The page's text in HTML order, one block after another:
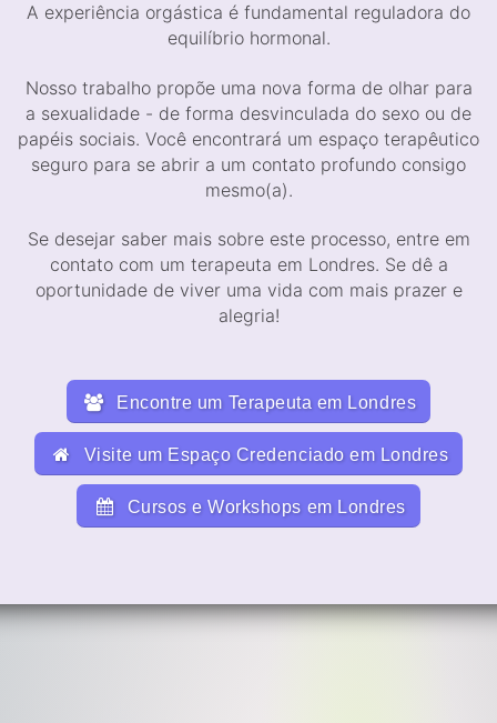
A experiência orgástica é fundamental reguladora do
equilíbrio hormonal.
Nosso trabalho propõe uma nova forma de olhar para
a sexualidade - de forma desvinculada do sexo ou de
papéis sociais. Você encontrará um espaço terapêutico
seguro para se abrir a um contato profundo consigo
mesmo(a).
Se desejar saber mais sobre este processo, entre em
contato com um terapeuta em Londres. Se dê a
oportunidade de viver uma vida com mais prazer e
alegria!
Encontre um Terapeuta em Londres
Visite um Espaço Credenciado em Londres
Cursos e Workshops em Londres